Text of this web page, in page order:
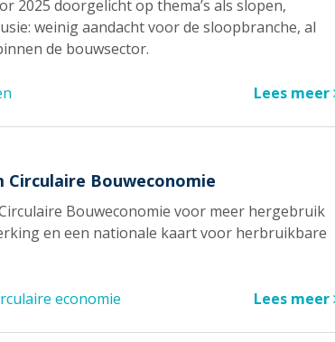
2025 doorgelicht op thema’s als slopen,
weinig aandacht voor de sloopbranche, al
de bouwsector.
Lees meer
Bouweconomie
Bouweconomie voor meer hergebruik
en een nationale kaart voor herbruikbare
economie Lees meer